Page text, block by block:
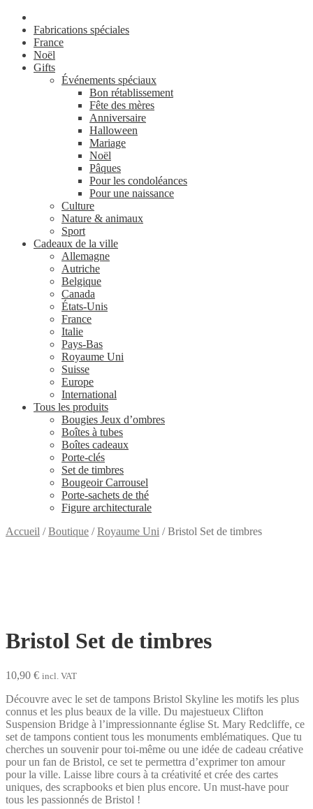
Fabrications spéciales
France
Noël
Gifts
Événements spéciaux
Bon rétablissement
Fête des mères
Anniversaire
Halloween
Mariage
Noël
Pâques
Pour les condoléances
Pour une naissance
Culture
Nature & animaux
Sport
Cadeaux de la ville
Allemagne
Autriche
Belgique
Canada
États-Unis
France
Italie
Pays-Bas
Royaume Uni
Suisse
Europe
International
Tous les produits
Bougies Jeux d’ombres
Boîtes à tubes
Boîtes cadeaux
Porte-clés
Set de timbres
Bougeoir Carrousel
Porte-sachets de thé
Figure architecturale
Accueil /Boutique /Royaume Uni /Bristol Set de timbres
Bristol Set de timbres
10,90 € incl. VAT
Découvre avec le set de tampons Bristol Skyline les motifs les plus
connus et les plus beaux de la ville. Du majestueux Clifton
Suspension Bridge à l’impressionnante église St. Mary Redcliffe, ce
set de tampons contient tous les monuments emblématiques. Que tu
cherches un souvenir pour toi-même ou une idée de cadeau créative
pour un fan de Bristol, ce set te permettra d’exprimer ton amour
pour la ville. Laisse libre cours à ta créativité et crée des cartes
uniques, des scrapbooks et bien plus encore. Un must-have pour
tous les passionnés de Bristol !